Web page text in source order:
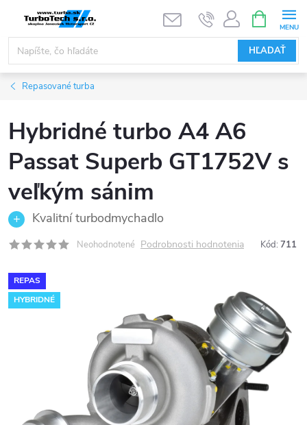
obsah
HĽADAŤ
KOŠÍK
Repasované turba
Hybridné turbo A4 A6
Passat Superb GT1752V s
veľkým sánim
Kvalitní turbodmychadlo
Neohodnotené Podrobnosti hodnotenia Kód: 711
REPAS
HYBRIDNÉ